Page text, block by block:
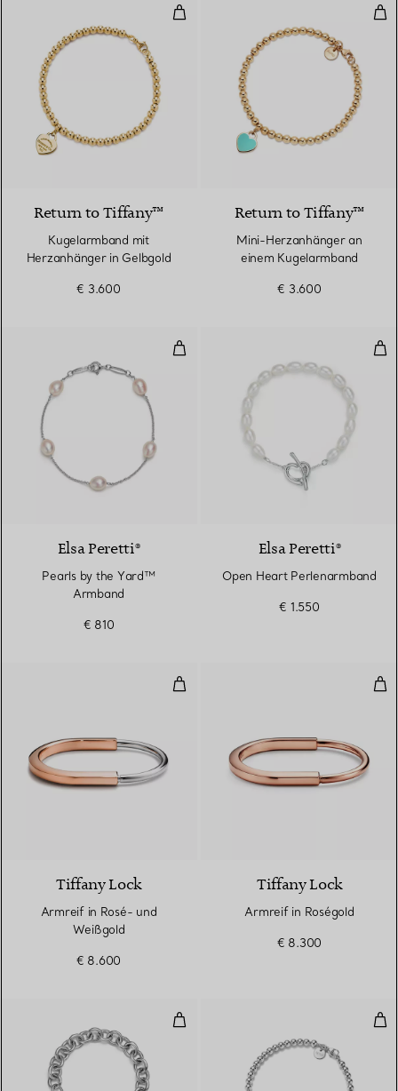
Kugelarmband mit
Return to Tiffany™
Kugelarmband mit
Herzanhänger in Gelbgold
€ 3.600
Return to Tiffany™
Mini-Herzanhänger an
einem Kugelarmband
€ 3.600
Pearls by the Yard™ Armband
Elsa Peretti®
Pearls by the Yard™
Armband
€ 810
Elsa Peretti®
Open Heart Perlenarmband
€ 1.550
Armreif in Rosé- und Weißgold
Tiffany Lock
Armreif in Rosé- und
Weißgold
€ 8.600
Tiffany Lock
Armreif in Roségold
€ 8.300
Armband mit Herzanhänger in